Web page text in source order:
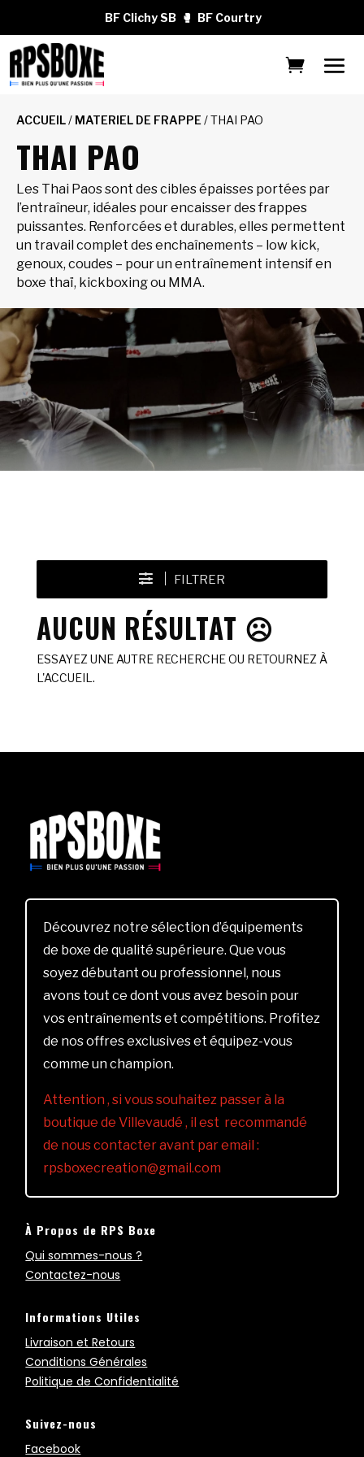
BF Clichy SB 🥊 BF Courtry
ACCUEIL/ MATERIEL DE FRAPPE / THAI PAO
THAI PAO
Les Thai Paos sont des cibles épaisses portées par
l’entraîneur, idéales pour encaisser des frappes
puissantes. Renforcées et durables, elles permettent
un travail complet des enchaînements – low kick,
genoux, coudes – pour un entraînement intensif en
boxe thaï, kickboxing ou MMA.
FILTRER
AUCUN RÉSULTAT ☹️
ESSAYEZ UNE AUTRE RECHERCHE OU RETOURNEZ À
L'ACCUEIL.
Découvrez notre sélection d’équipements
de boxe de qualité supérieure. Que vous
soyez débutant ou professionnel, nous
avons tout ce dont vous avez besoin pour
vos entraînements et compétitions. Profitez
de nos offres exclusives et équipez-vous
comme un champion.
Attention , si vous souhaitez passer à la
boutique de Villevaudé , il est recommandé
de nous contacter avant par email :
rpsboxecreation@gmail.com
À Propos de RPS Boxe
Qui sommes-nous ?
Contactez-nous
Informations Utiles
Livraison et Retours
Conditions Générales
Politique de Confidentialité
Suivez-nous
Facebook